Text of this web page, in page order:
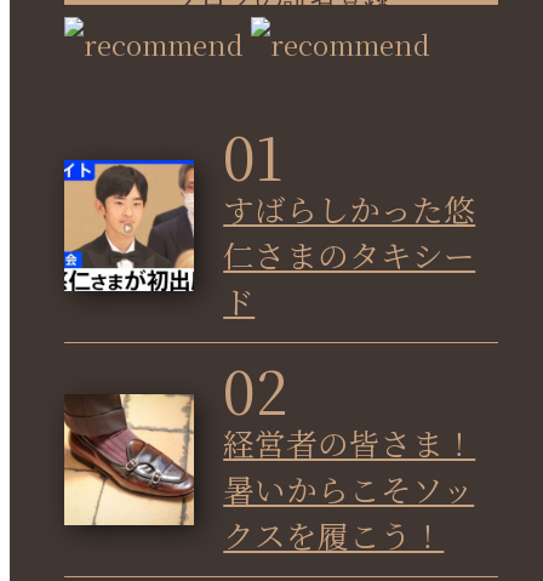
01
すばらしかった悠
仁さまのタキシー
ド
02
経営者の皆さま！
暑いからこそソッ
クスを履こう！